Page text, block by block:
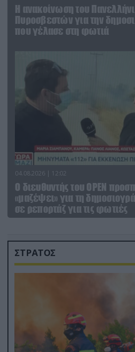
Η ανακοίνωση του
Πυροσβεστών για την
που γέλασε στη φωτιά
04.08.2026 | 12:02
O διευθυντής του OPEN
«μαζέψει» για τη
σε ρεπορτάζ για τις φωτιές
ΣΤΡΑΤΟΣ